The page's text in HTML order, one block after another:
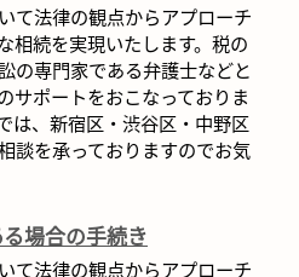
て法律の観点からアプローチ
相続を実現いたします。税の
の専門家である弁護士などと
サポートをおこなっておりま
は、新宿区・渋谷区・中野区
談を承っておりますのでお気
場合の手続き
て法律の観点からアプローチ